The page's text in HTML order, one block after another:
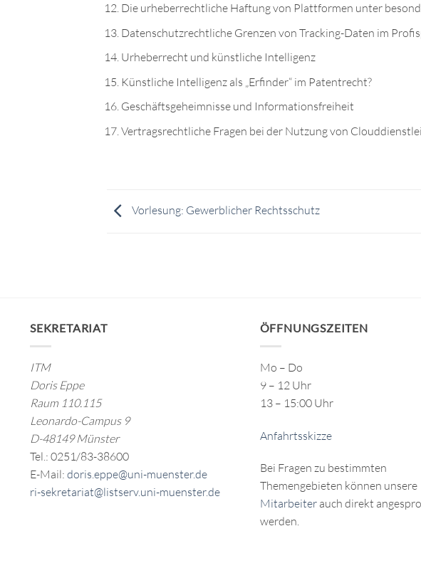
Die urheberrechtliche Haftung von Plattformen unter
Datenschutzrechtliche Grenzen von Tracking-Daten im
Urheberrecht und künstliche Intelligenz
Künstliche Intelligenz als „Erfinder“ im Patentrecht?
Geschäftsgeheimnisse und Informationsfreiheit
Vertragsrechtliche Fragen bei der Nutzung von
Vorlesung: Gewerblicher Rechtsschutz
SEKRETARIAT
ITM
Doris Eppe
Raum 110.115
Leonardo-Campus 9
D-48149 Münster
Tel.: 0251/83-38600
E-Mail: doris.eppe@uni-muenster.de
ri-sekretariat@listserv.uni-muenster.de
ÖFFNUNGSZEITEN
Mo – Do
9 – 12 Uhr
13 – 15:00 Uhr
Anfahrtsskizze
Bei Fragen zu bestimmten
Themengebieten können unsere
Mitarbeiterauch direkt
werden.